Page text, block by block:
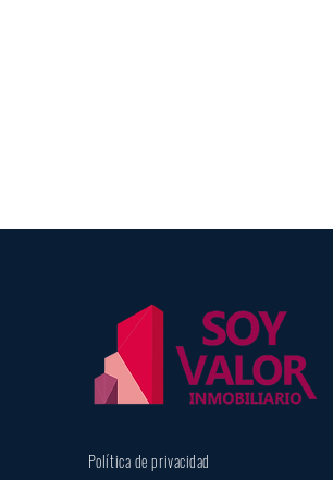
Política de privacidad